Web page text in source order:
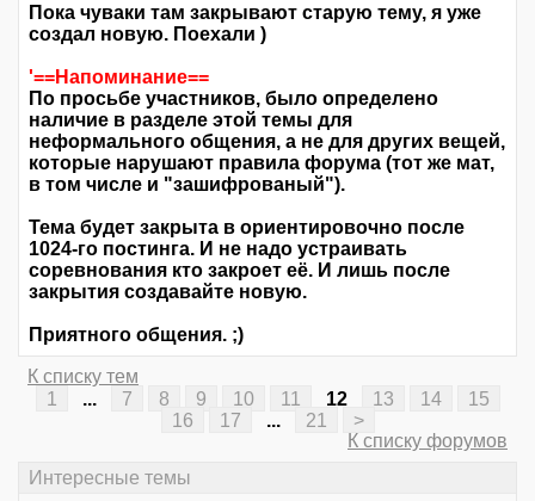
Пока чуваки там закрывают старую тему, я уже
создал новую. Поехали )
'==Напоминание==
По просьбе участников, было определено
наличие в разделе этой темы для
неформального общения, а не для других вещей,
которые нарушают правила форума (тот же мат,
в том числе и "зашифрованый").
Тема будет закрыта в ориентировочно после
1024-го постинга. И не надо устраивать
соревнования кто закроет её. И лишь после
закрытия создавайте новую.
Приятного общения. ;)
К списку тем
1
7 8 9 10 11 12 13 14
15
16
17 21
>
К списку форумов
Интересные темы